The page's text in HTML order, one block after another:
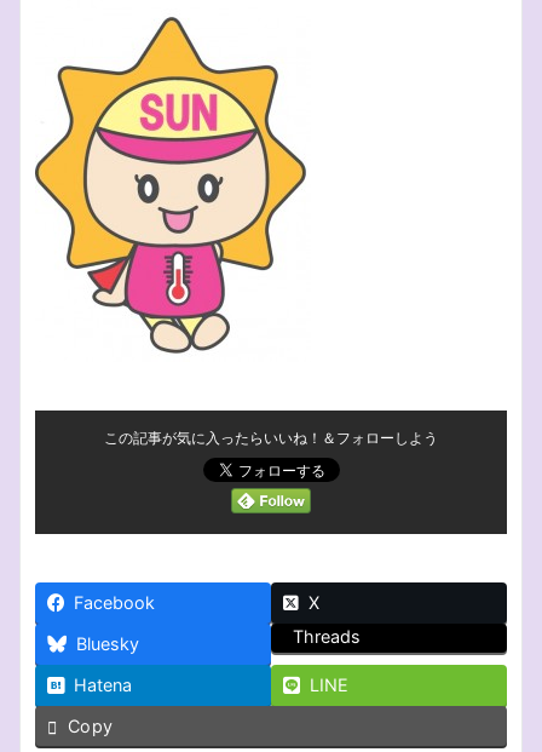
この記事が気に入ったらいいね！＆フォローしよう
Facebook
X
Bluesky
Threads
Hatena
LINE
Copy